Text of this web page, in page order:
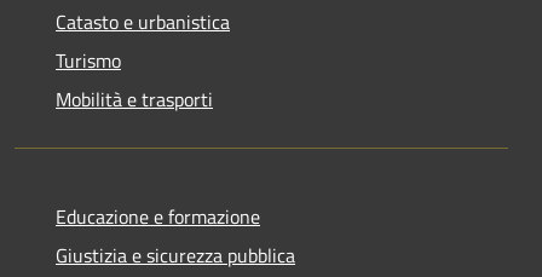
Catasto e urbanistica
Turismo
Mobilità e trasporti
Educazione e formazione
Giustizia e sicurezza pubblica